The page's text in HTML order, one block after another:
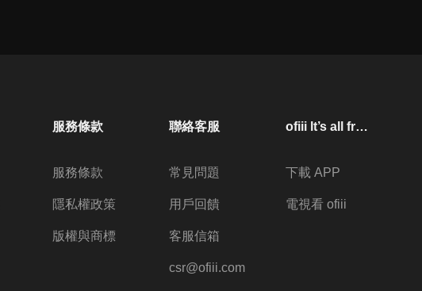
服務條款
服務條款
隱私權政策
版權與商標
聯絡客服
常見問題
用戶回饋
客服信箱
csr@ofiii.com
ofiii lt’s all free
下載 APP
電視看 ofiii